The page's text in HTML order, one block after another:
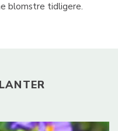
blomstre tidligere.